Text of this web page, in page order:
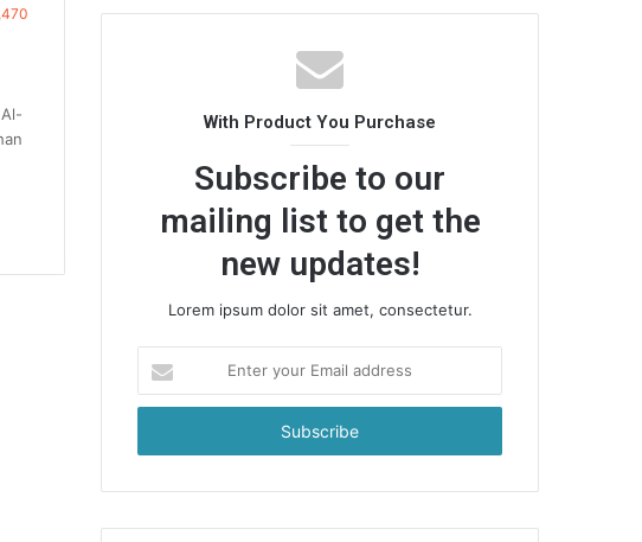
With Product You Purchase
Subscribe to our
mailing list to get the
new updates!
Lorem ipsum dolor sit amet, consectetur.
your
Email